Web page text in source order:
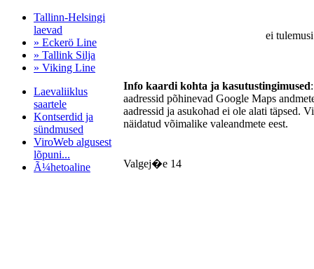
Tallinn-Helsingi
laevad
» Eckerö Line
» Tallink Silja
» Viking Line
Laevaliiklus
saartele
Kontserdid ja
sündmused
ViroWeb algusest
lõpuni...
Ã¼hetoaline
ei
Info kaardi kohta ja kasutustingimused
aadressid põhinevad Google Maps
aadressid ja asukohad ei ole alati täpsed.
näidatud võimalike valeandmete eest.
Valgej�e 14